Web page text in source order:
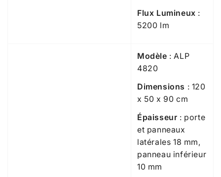
Flux Lumineux :
5200 lm
Modèle : ALP
4820
Dimensions : 120
x 50 x 90 cm
Épaisseur : porte
et panneaux
latérales 18 mm,
panneau inférieur
10 mm